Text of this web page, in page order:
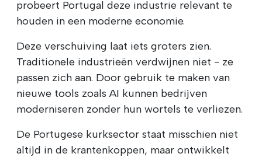
probeert Portugal deze industrie relevant te
houden in een moderne economie.
Deze verschuiving laat iets groters zien.
Traditionele industrieën verdwijnen niet - ze
passen zich aan. Door gebruik te maken van
nieuwe tools zoals AI kunnen bedrijven
moderniseren zonder hun wortels te verliezen.
De Portugese kurksector staat misschien niet
altijd in de krantenkoppen, maar ontwikkelt